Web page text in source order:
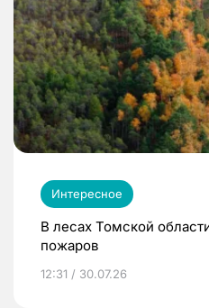
Интересное
В лесах Томской
пожаров
12:31 / 30.07.26